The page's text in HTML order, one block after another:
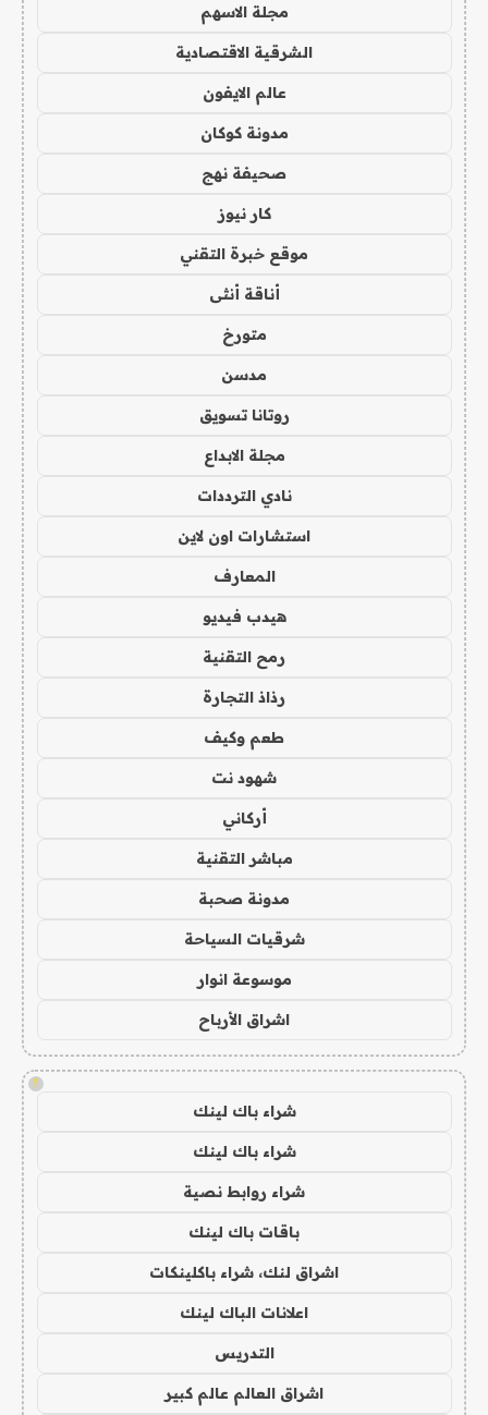
مجلة الاسهم
الشرقية الاقتصادية
عالم الايفون
مدونة كوكان
صحيفة نهج
كار نيوز
موقع خبرة التقني
أناقة أنثى
متورخ
مدسن
روتانا تسويق
مجلة الابداع
نادي الترددات
استشارات اون لاين
المعارف
هيدب فيديو
رمح التقنية
رذاذ التجارة
طعم وكيف
شهود نت
أركاني
مباشر التقنية
مدونة صحبة
شرقيات السياحة
موسوعة انوار
اشراق الأرباح
!
شراء باك لينك
شراء باك لينك
شراء روابط نصية
باقات باك لينك
اشراق لنك، شراء باكلينكات
اعلانات الباك لينك
التدريس
اشراق العالم عالم كبير